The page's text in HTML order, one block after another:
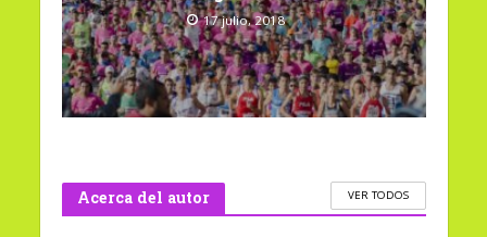
17 julio, 2018
Acerca del autor VER TODOS